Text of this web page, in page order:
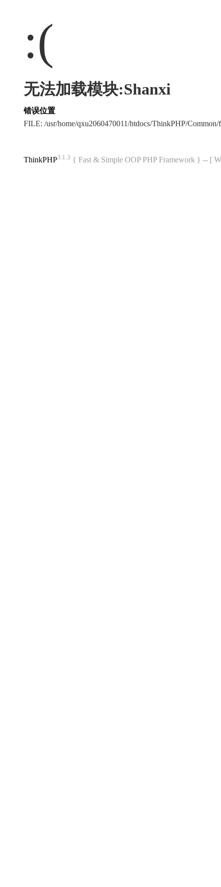
:(
无法加载模块:Shanxi
错误位置
FILE: /usr/home/qxu2060470011/htdocs/ThinkPHP/
ThinkPHP3.1.3 { Fast & Simple OOP PHP Framework } -- [